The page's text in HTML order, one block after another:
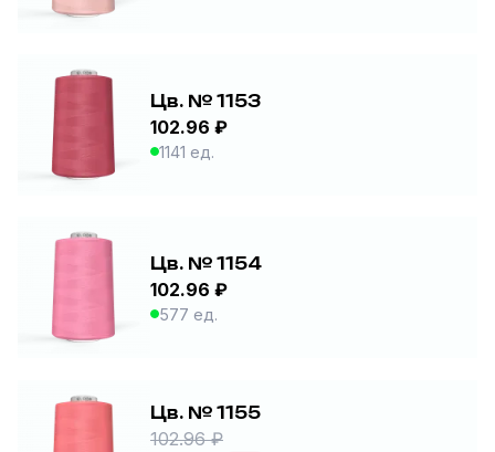
Цв. № 1153
102.96 ₽
1141 ед.
Цв. № 1154
102.96 ₽
577 ед.
Цв. № 1155
102.96 ₽